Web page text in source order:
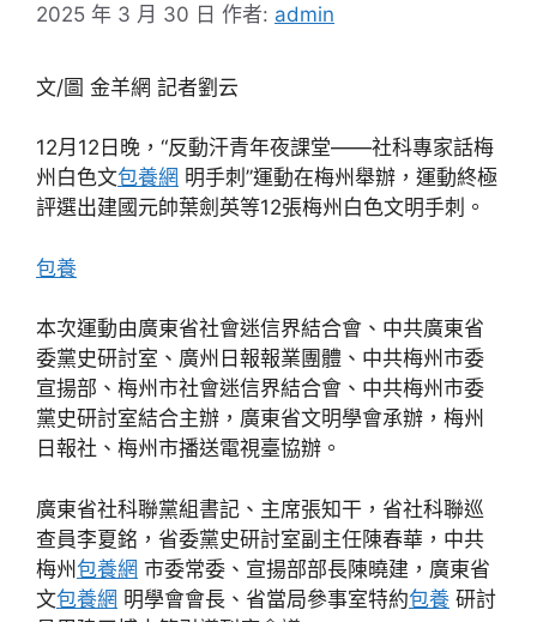
2025 年 3 月 30 日 作者: admin
文/圖 金羊網 記者劉云
12月12日晚，“反動汗青年夜課堂——社科專家話梅
州白色文包養網 明手刺”運動在梅州舉辦，運動終極
評選出建國元帥葉劍英等12張梅州白色文明手刺。
包養
本次運動由廣東省社會迷信界結合會、中共廣東省
委黨史研討室、廣州日報報業團體、中共梅州市委
宣揚部、梅州市社會迷信界結合會、中共梅州市委
黨史研討室結合主辦，廣東省文明學會承辦，梅州
日報社、梅州市播送電視臺協辦。
廣東省社科聯黨組書記、主席張知干，省社科聯巡
查員李夏銘，省委黨史研討室副主任陳春華，中共
梅州包養網 市委常委、宣揚部部長陳曉建，廣東省
文包養網 明學會會長、省當局參事室特約包養 研討